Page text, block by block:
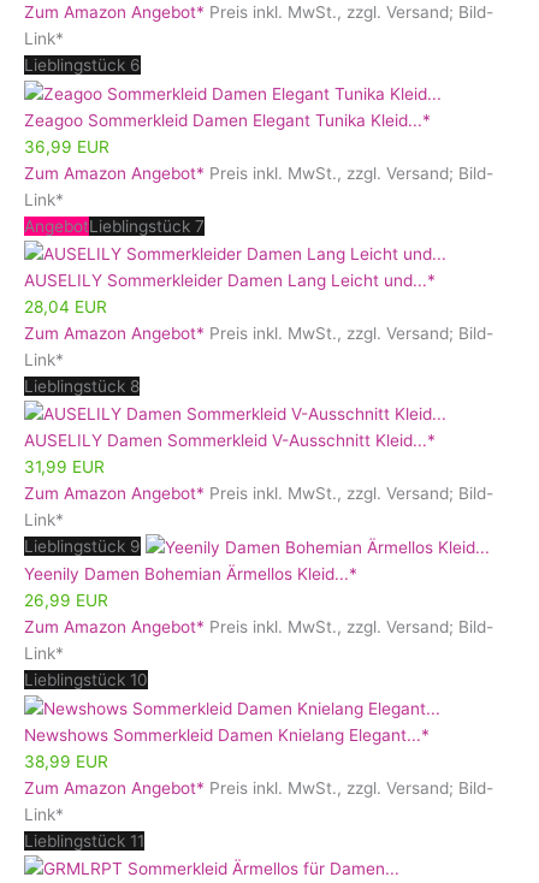
Zum Amazon Angebot* Preis inkl. MwSt., zzgl. Versand; Bild-
Link*
Lieblingstück 6
Zeagoo Sommerkleid Damen Elegant Tunika Kleid...*
36,99 EUR
Zum Amazon Angebot* Preis inkl. MwSt., zzgl. Versand; Bild-
Link*
AngebotLieblingstück 7
AUSELILY Sommerkleider Damen Lang Leicht und...*
28,04 EUR
Zum Amazon Angebot* Preis inkl. MwSt., zzgl. Versand; Bild-
Link*
Lieblingstück 8
AUSELILY Damen Sommerkleid V-Ausschnitt Kleid...*
31,99 EUR
Zum Amazon Angebot* Preis inkl. MwSt., zzgl. Versand; Bild-
Link*
Lieblingstück 9
Yeenily Damen Bohemian Ärmellos Kleid...*
26,99 EUR
Zum Amazon Angebot* Preis inkl. MwSt., zzgl. Versand; Bild-
Link*
Lieblingstück 10
Newshows Sommerkleid Damen Knielang Elegant...*
38,99 EUR
Zum Amazon Angebot* Preis inkl. MwSt., zzgl. Versand; Bild-
Link*
Lieblingstück 11